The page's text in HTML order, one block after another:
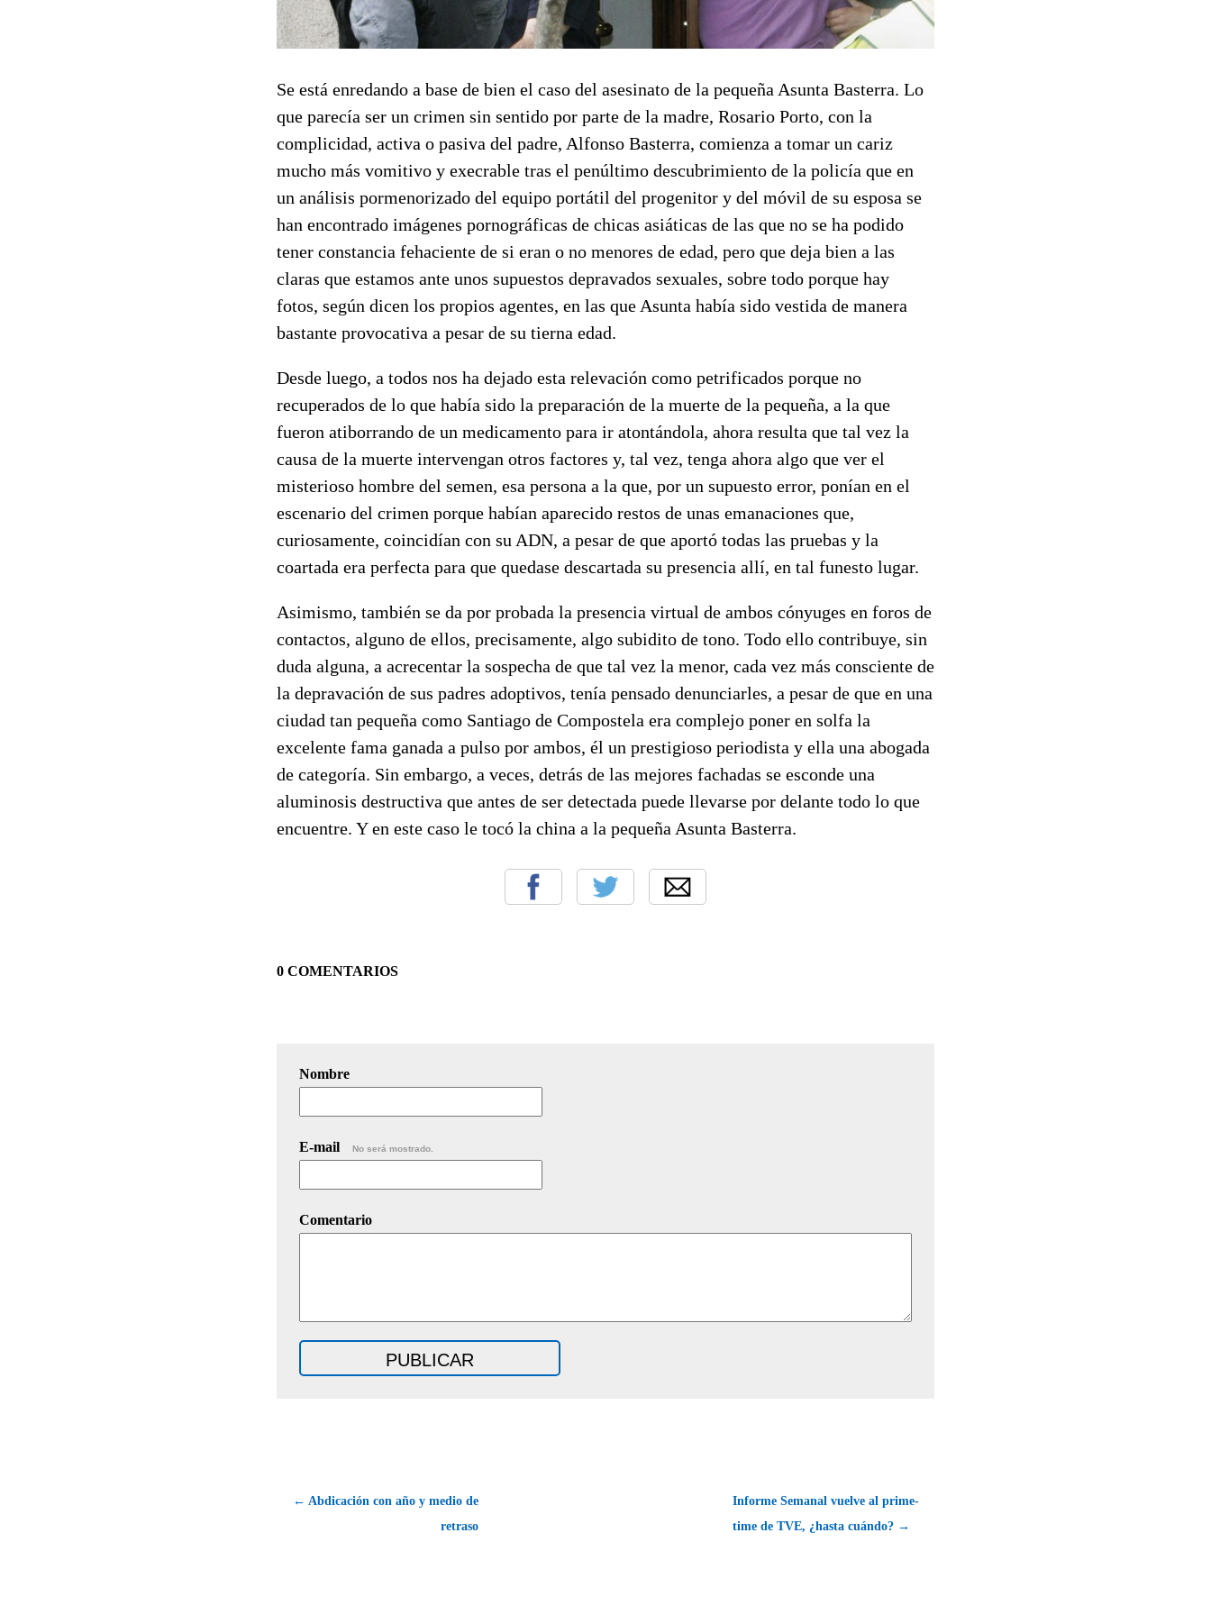
Se está enredando a base de bien el caso del asesinato de la pequeña Asunta Basterra. Lo
que parecía ser un crimen sin sentido por parte de la madre, Rosario Porto, con la
complicidad, activa o pasiva del padre, Alfonso Basterra, comienza a tomar un cariz
mucho más vomitivo y execrable tras el penúltimo descubrimiento de la policía que en
un análisis pormenorizado del equipo portátil del progenitor y del móvil de su esposa se
han encontrado imágenes pornográficas de chicas asiáticas de las que no se ha podido
tener constancia fehaciente de si eran o no menores de edad, pero que deja bien a las
claras que estamos ante unos supuestos depravados sexuales, sobre todo porque hay
fotos, según dicen los propios agentes, en las que Asunta había sido vestida de manera
bastante provocativa a pesar de su tierna edad.
Desde luego, a todos nos ha dejado esta relevación como petrificados porque no
recuperados de lo que había sido la preparación de la muerte de la pequeña, a la que
fueron atiborrando de un medicamento para ir atontándola, ahora resulta que tal vez la
causa de la muerte intervengan otros factores y, tal vez, tenga ahora algo que ver el
misterioso hombre del semen, esa persona a la que, por un supuesto error, ponían en el
escenario del crimen porque habían aparecido restos de unas emanaciones que,
curiosamente, coincidían con su ADN, a pesar de que aportó todas las pruebas y la
coartada era perfecta para que quedase descartada su presencia allí, en tal funesto lugar.
Asimismo, también se da por probada la presencia virtual de ambos cónyuges en foros de
contactos, alguno de ellos, precisamente, algo subidito de tono. Todo ello contribuye, sin
duda alguna, a acrecentar la sospecha de que tal vez la menor, cada vez más consciente de
la depravación de sus padres adoptivos, tenía pensado denunciarles, a pesar de que en una
ciudad tan pequeña como Santiago de Compostela era complejo poner en solfa la
excelente fama ganada a pulso por ambos, él un prestigioso periodista y ella una abogada
de categoría. Sin embargo, a veces, detrás de las mejores fachadas se esconde una
aluminosis destructiva que antes de ser detectada puede llevarse por delante todo lo que
encuentre. Y en este caso le tocó la china a la pequeña Asunta Basterra.
0 COMENTARIOS
Nombre
E-mail No será mostrado.
Comentario
← Abdicación con año y medio de
retraso
Informe Semanal vuelve al prime-
time de TVE, ¿hasta cuándo? →